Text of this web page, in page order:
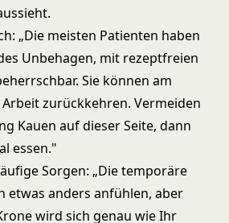
„Die meisten Patienten haben
Unbehagen, mit rezeptfreien
Sie können am
zurückkehren. Vermeiden
Kauen auf dieser Seite, dann
essen."
Sorgen: „Die temporäre
etwas anders anfühlen, aber
wird sich genau wie Ihr